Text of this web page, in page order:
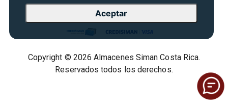
Aceptar
Seguridad del sitio
Política de Privacidad
Términos y condiciones
Madres
Copyright © 2026 Almacenes Siman Costa Rica.
Reservados todos los derechos.